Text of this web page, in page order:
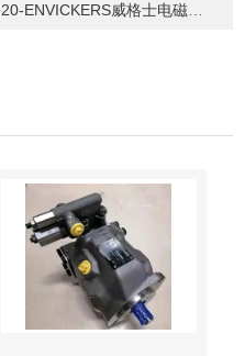
威格士电磁换向阀